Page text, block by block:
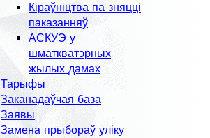
Кіраўніцтва па зняцці
паказанняў
АСКУЭ у
шматкватэрных
жылых дамах
Тарыфы
Заканадаўчая база
Заявы
Замена прыбораў уліку